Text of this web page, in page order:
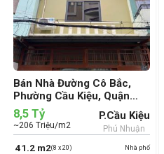
Bán Nhà Đường Cô Bắc,
Phường Cầu Kiệu, Quận
Phú Nhuận (cũ)
Nhà phố
41.2 m2(8 x 20)
8,5 Tỷ
~206 Triệu/m2
P.Cầu Kiệu
Phú Nhuận